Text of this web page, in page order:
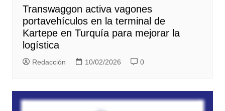
Transwaggon activa vagones
portavehículos en la terminal de
Kartepe en Turquía para mejorar la
logística
Redacción 10/02/2026 0